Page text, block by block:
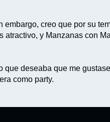
creo que por su
y Manzanas con
deseaba que me
como party.